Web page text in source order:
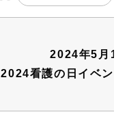
2024年5月10
2024看護の日イベン